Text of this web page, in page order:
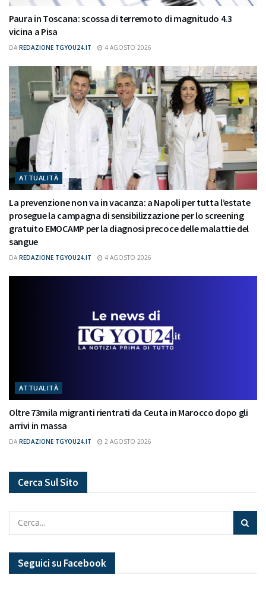
Paura in Toscana: scossa di terremoto di magnitudo 4.3
vicina a Pisa
DA REDAZIONE TGYOU24.IT 4 AGOSTO 2026
ATTUALITÀ
La prevenzione non va in vacanza: a Napoli per tutta l’estate
prosegue la campagna di sensibilizzazione per lo screening
gratuito EMOCAMP per la diagnosi precoce delle malattie del
sangue
DA REDAZIONE TGYOU24.IT 4 AGOSTO 2026
ATTUALITÀ
Oltre 73mila migranti rientrati da Ceuta in Marocco dopo gli
arrivi in massa
DA REDAZIONE TGYOU24.IT 2 AGOSTO 2026
Cerca Sul Sito
Seguici su Facebook